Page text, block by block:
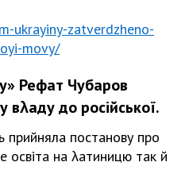
ukrayiny-zatverdzheno-
movy/
Рефат Чубаров
вλаду до російської.
постанову про
освіта на λатиницю так й